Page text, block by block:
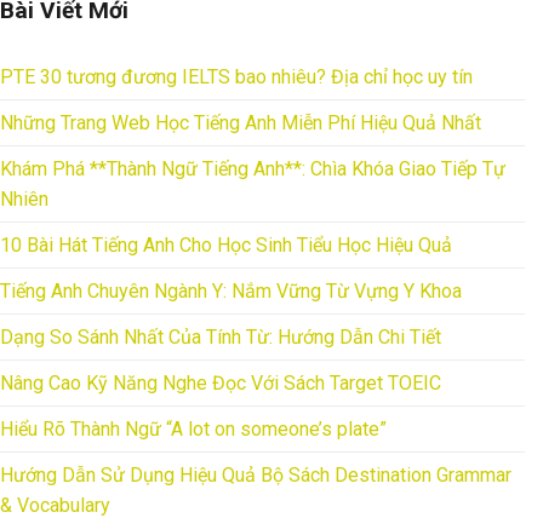
Bài Viết Mới
PTE 30 tương đương IELTS bao nhiêu? Địa chỉ học uy tín
Những Trang Web Học Tiếng Anh Miễn Phí Hiệu Quả Nhất
Khám Phá **Thành Ngữ Tiếng Anh**: Chìa Khóa Giao Tiếp Tự
Nhiên
10 Bài Hát Tiếng Anh Cho Học Sinh Tiểu Học Hiệu Quả
Tiếng Anh Chuyên Ngành Y: Nắm Vững Từ Vựng Y Khoa
Dạng So Sánh Nhất Của Tính Từ: Hướng Dẫn Chi Tiết
Nâng Cao Kỹ Năng Nghe Đọc Với Sách Target TOEIC
Hiểu Rõ Thành Ngữ “A lot on someone’s plate”
Hướng Dẫn Sử Dụng Hiệu Quả Bộ Sách Destination Grammar
& Vocabulary